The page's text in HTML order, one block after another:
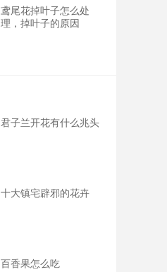
鸢尾花掉叶子怎么处
理，掉叶子的原因
君子兰开花有什么兆头
十大镇宅辟邪的花卉
百香果怎么吃